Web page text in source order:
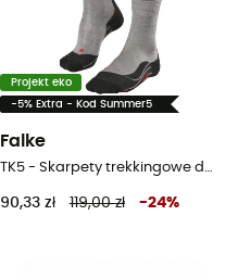
Projekt eko
-5% Extra - Kod Summer5
Falke
TK5 - Skarpety trekkingowe damskie
90,33 zł 119,00 zł -24%